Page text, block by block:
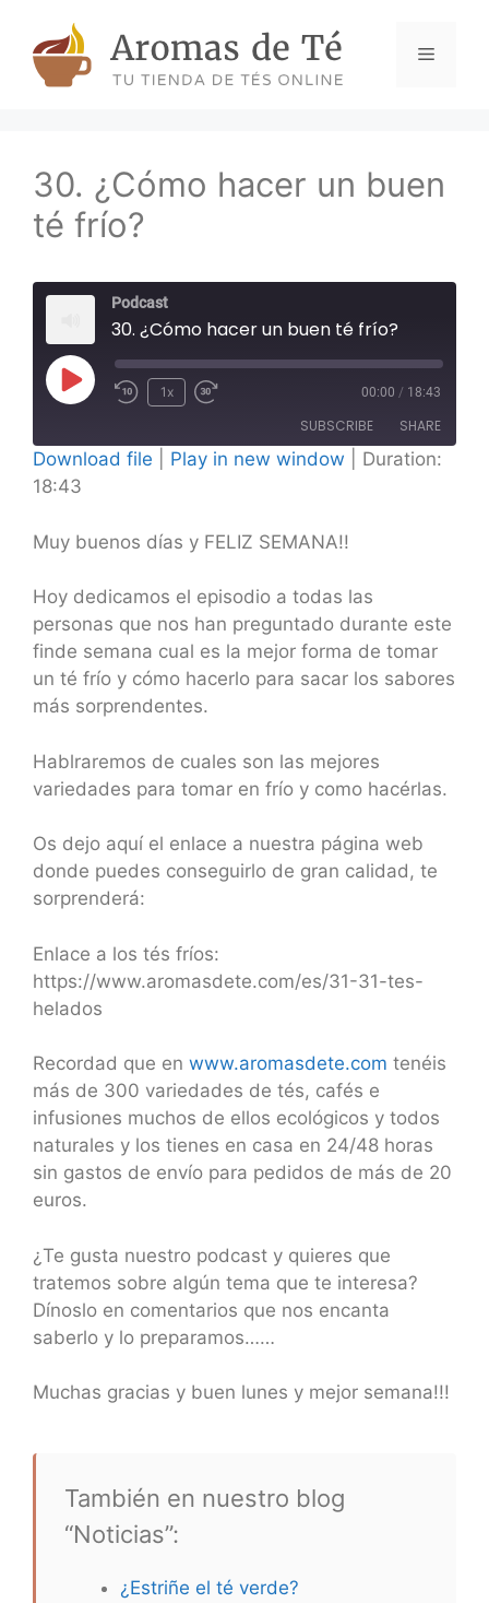
content
Menu
30. ¿Cómo hacer un buen
té frío?
Podcast
30. ¿Cómo hacer un buen té frío?
Play
1x 00:00 / 18:43
SUBSCRIBE SHARE
SHARE
LINK
EMBED
Download file Play in new window
Duration:
18:43
Muy buenos días y FELIZ SEMANA!!
Hoy dedicamos el episodio a todas las
personas que nos han preguntado durante este
finde semana cual es la mejor forma de tomar
un té frío y cómo hacerlo para sacar los sabores
más sorprendentes.
Hablraremos de cuales son las mejores
variedades para tomar en frío y como hacérlas.
Os dejo aquí el enlace a nuestra página web
donde puedes conseguirlo de gran calidad, te
sorprenderá:
Enlace a los tés fríos:
https://www.aromasdete.com/es/31-31-tes-
helados
Recordad que en www.aromasdete.com tenéis
más de 300 variedades de tés, cafés e
infusiones muchos de ellos ecológicos y todos
naturales y los tienes en casa en 24/48 horas
sin gastos de envío para pedidos de más de 20
euros.
¿Te gusta nuestro podcast y quieres que
tratemos sobre algún tema que te interesa?
Dínoslo en comentarios que nos encanta
saberlo y lo preparamos……
Muchas gracias y buen lunes y mejor semana!!!
También en nuestro blog
“Noticias”:
¿Estriñe el té verde?